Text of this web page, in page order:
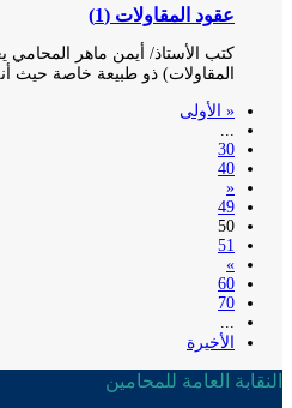
عقود المقاولات (1)
كتب الأستاذ/ أيمن ماهر المحامي يعتبر
المقاولات) ذو طبيعة خاصة حيث أنة
« الأولى
الأخيرة
العامة للمحامين